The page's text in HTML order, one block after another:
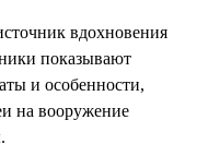
вдохновения
показывают
и особенности,
на вооружение